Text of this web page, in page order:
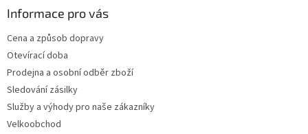
Informace pro vás
Cena a způsob dopravy
Otevírací doba
Prodejna a osobní odběr zboží
Sledování zásilky
Služby a výhody pro naše zákazníky
Velkoobchod